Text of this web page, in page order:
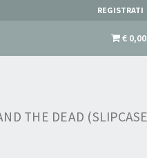
REGISTRATI
€ 0,00
THE DEAD